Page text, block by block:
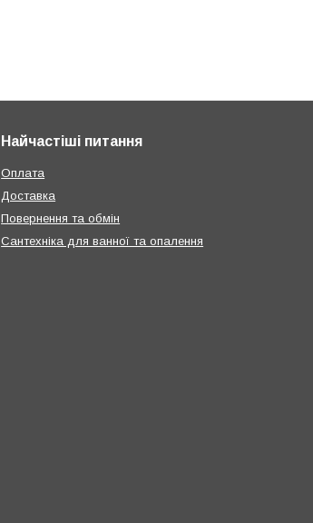
Найчастіші питання
Оплата
Доставка
Повернення та обмін
Сантехніка для ванної та опалення